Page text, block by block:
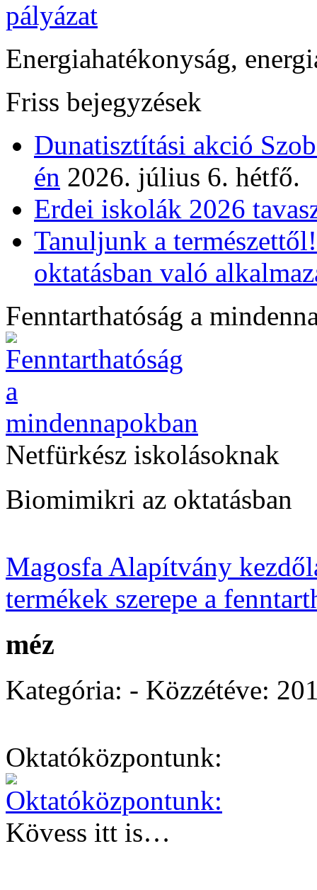
Energiahatékonyság,
Friss bejegyzések
Dunatisztítási akció
én 2026. július 6. hétfő.
Erdei iskolák 2026
Tanuljunk a
oktatásban való
Fenntarthatóság a
Netfürkész iskolásoknak
Biomimikri az oktatásban
Magosfa Alapítvány
termékek szerepe a
méz
Kategória: - Közzétéve:
Oktatóközpontunk:
Kövess itt is…